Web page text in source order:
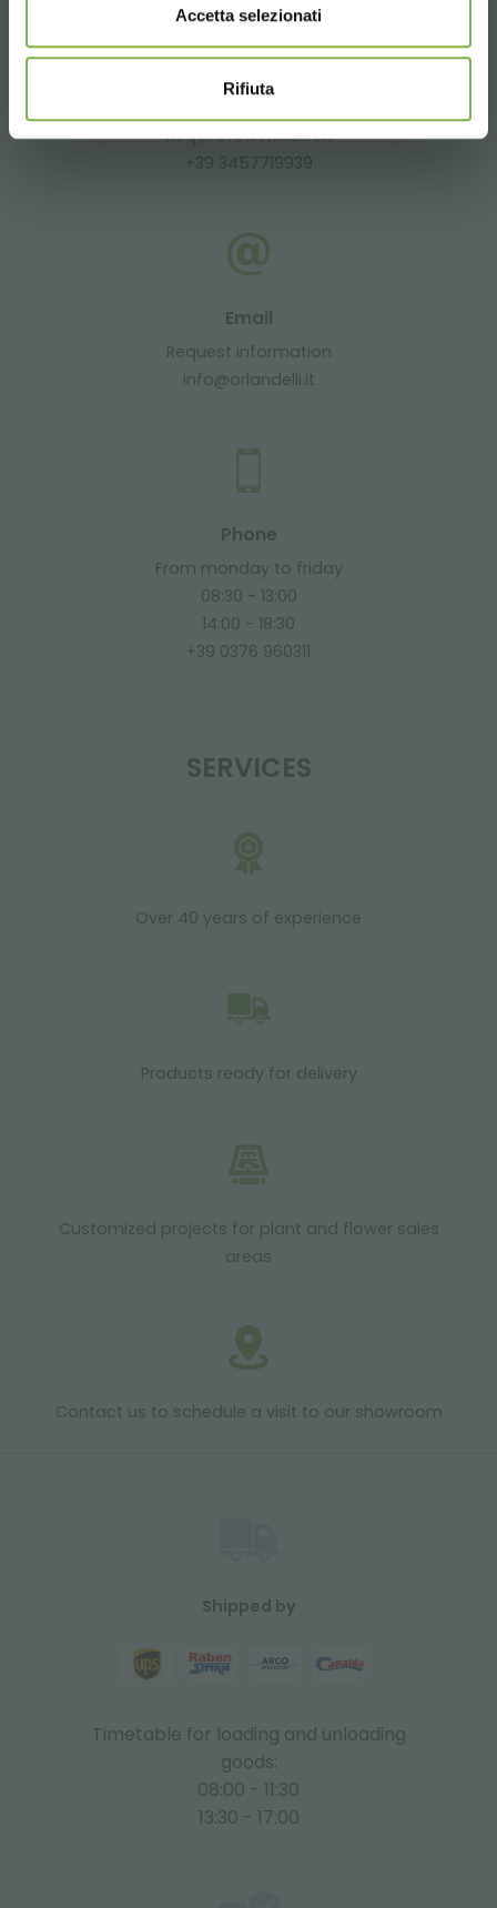
Accetta selezionati
Rifiuta
Whatsapp
Request information
+39 3457719939
Email
Request information
info@orlandelli.it
Phone
From monday to friday
08:30 - 13:00
14:00 - 18:30
+39 0376 960311
SERVICES
Over 40 years of experience
Products ready for delivery
Customized projects for plant and flower sales
areas
Contact us to schedule a visit to our showroom
Shipped by
Timetable for loading and unloading
goods:
08:00 - 11:30
13:30 - 17:00